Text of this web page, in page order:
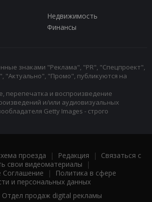
Недвижимость
Финансы
знаками "Реклама", "PR", "Спецпроект",
"Актуально", "Промо", публикуются на
перепечатка и воспроизведение
и/или аудиовизуальных
Getty Images - строго
проезда | Редакция | Связаться с
свои видеоматериалы |
Соглашение |
Политика в сфере
и персональных данных
Отдел продаж digital рекламы